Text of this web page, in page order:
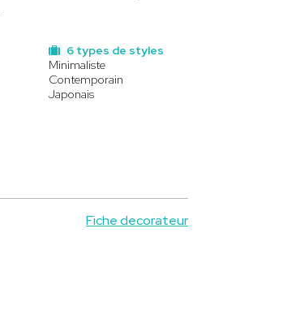
6 types de styles
Minimaliste
Contemporain
Japonais
Fiche decorateur